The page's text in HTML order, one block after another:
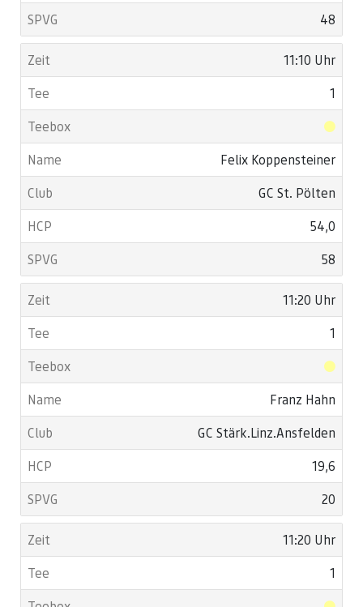
48
11:10 Uhr
1
Felix Koppensteiner
GC St. Pölten
54,0
58
11:20 Uhr
1
Franz Hahn
GC Stärk.Linz.Ansfelden
19,6
20
11:20 Uhr
1